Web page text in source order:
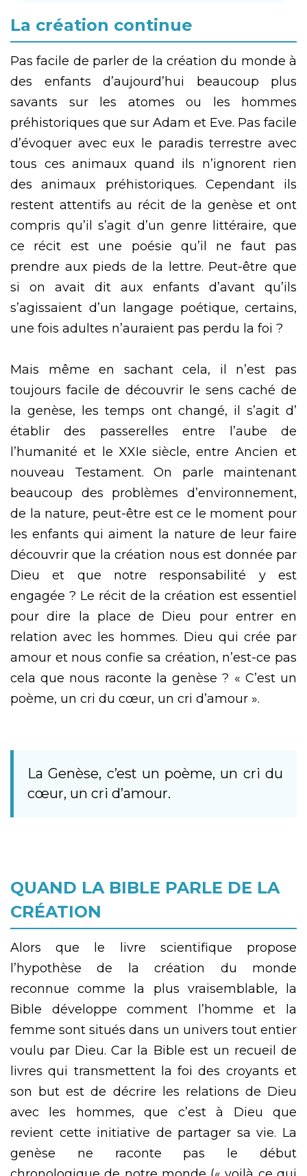
La création continue
Pas facile de parler de la création du monde à
des enfants d’aujourd’hui beaucoup plus
savants sur les atomes ou les hommes
préhistoriques que sur Adam et Eve. Pas facile
d’évoquer avec eux le paradis terrestre avec
tous ces animaux quand ils n’ignorent rien
des animaux préhistoriques. Cependant ils
restent attentifs au récit de la genèse et ont
compris qu’il s’agit d’un genre littéraire, que
ce récit est une poésie qu’il ne faut pas
prendre aux pieds de la lettre. Peut-être que
si on avait dit aux enfants d’avant qu’ils
s’agissaient d’un langage poétique, certains,
une fois adultes n’auraient pas perdu la foi ?
Mais même en sachant cela, il n’est pas
toujours facile de découvrir le sens caché de
la genèse, les temps ont changé, il s’agit d’
établir des passerelles entre l’aube de
l’humanité et le XXIe siècle, entre Ancien et
nouveau Testament. On parle maintenant
beaucoup des problèmes d’environnement,
de la nature, peut-être est ce le moment pour
les enfants qui aiment la nature de leur faire
découvrir que la création nous est donnée par
Dieu et que notre responsabilité y est
engagée ? Le récit de la création est essentiel
pour dire la place de Dieu pour entrer en
relation avec les hommes. Dieu qui crée par
amour et nous confie sa création, n’est-ce pas
cela que nous raconte la genèse ? « C’est un
poème, un cri du cœur, un cri d’amour ».
La Genèse, c’est un poème, un cri du
cœur, un cri d’amour.
QUAND LA BIBLE PARLE DE LA
CRÉATION
Alors que le livre scientifique propose
l’hypothèse de la création du monde
reconnue comme la plus vraisemblable, la
Bible développe comment l’homme et la
femme sont situés dans un univers tout entier
voulu par Dieu. Car la Bible est un recueil de
livres qui transmettent la foi des croyants et
son but est de décrire les relations de Dieu
avec les hommes, que c’est à Dieu que
revient cette initiative de partager sa vie. La
genèse ne raconte pas le début